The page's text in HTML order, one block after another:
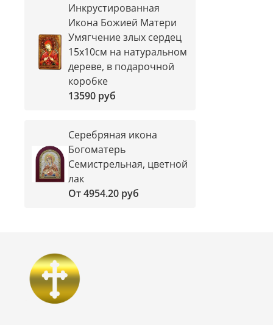
Инкрустированная
Икона Божией Матери
Умягчение злых сердец
15х10см на натуральном
дереве, в подарочной
коробке
13590 руб
Серебряная икона
Богоматерь
Семистрельная, цветной
лак
От4954.20 руб